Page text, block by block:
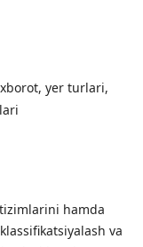
yer turlari,
hamda
va